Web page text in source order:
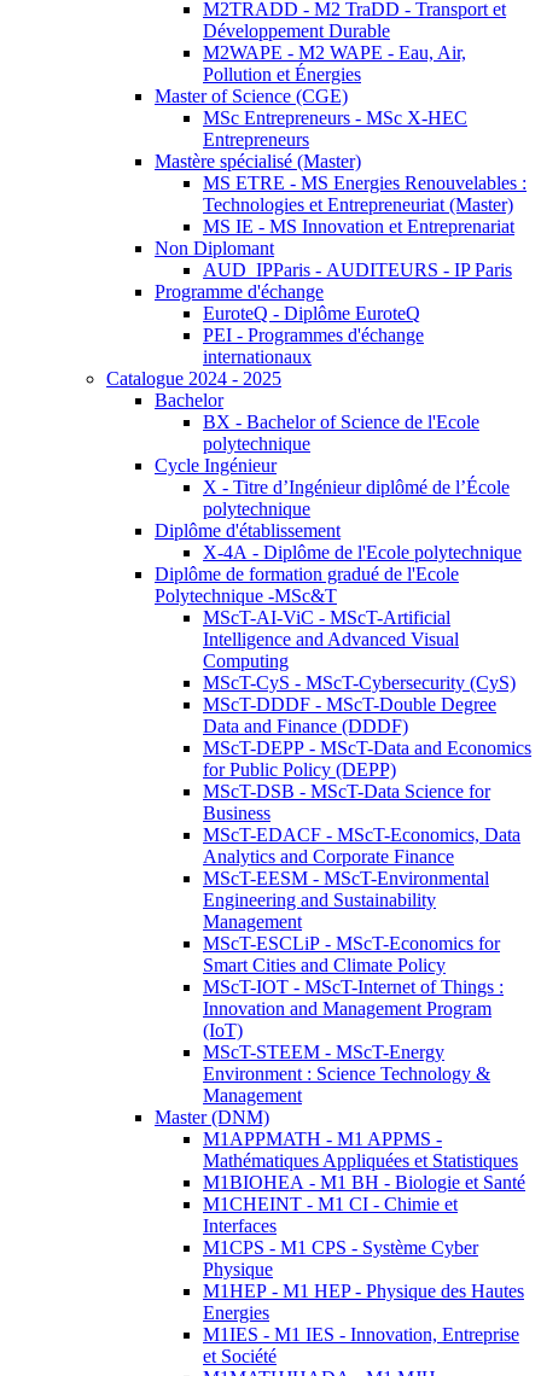
M2TRADD - M2 TraDD - Transport et
Développement Durable
M2WAPE - M2 WAPE - Eau, Air,
Pollution et Énergies
Master of Science (CGE)
MSc Entrepreneurs - MSc X-HEC
Entrepreneurs
Mastère spécialisé (Master)
MS ETRE - MS Energies Renouvelables :
Technologies et Entrepreneuriat (Master)
MS IE - MS Innovation et Entreprenariat
Non Diplomant
AUD_IPParis - AUDITEURS - IP Paris
Programme d'échange
EuroteQ - Diplôme EuroteQ
PEI - Programmes d'échange
internationaux
Catalogue 2024 - 2025
Bachelor
BX - Bachelor of Science de l'Ecole
polytechnique
Cycle Ingénieur
X - Titre d’Ingénieur diplômé de l’École
polytechnique
Diplôme d'établissement
X-4A - Diplôme de l'Ecole polytechnique
Diplôme de formation gradué de l'Ecole
Polytechnique -MSc&T
MScT-AI-ViC - MScT-Artificial
Intelligence and Advanced Visual
Computing
MScT-CyS - MScT-Cybersecurity (CyS)
MScT-DDDF - MScT-Double Degree
Data and Finance (DDDF)
MScT-DEPP - MScT-Data and Economics
for Public Policy (DEPP)
MScT-DSB - MScT-Data Science for
Business
MScT-EDACF - MScT-Economics, Data
Analytics and Corporate Finance
MScT-EESM - MScT-Environmental
Engineering and Sustainability
Management
MScT-ESCLiP - MScT-Economics for
Smart Cities and Climate Policy
MScT-IOT - MScT-Internet of Things :
Innovation and Management Program
(IoT)
MScT-STEEM - MScT-Energy
Environment : Science Technology &
Management
Master (DNM)
M1APPMATH - M1 APPMS -
Mathématiques Appliquées et Statistiques
M1BIOHEA - M1 BH - Biologie et Santé
M1CHEINT - M1 CI - Chimie et
Interfaces
M1CPS - M1 CPS - Système Cyber
Physique
M1HEP - M1 HEP - Physique des Hautes
Energies
M1IES - M1 IES - Innovation, Entreprise
et Société